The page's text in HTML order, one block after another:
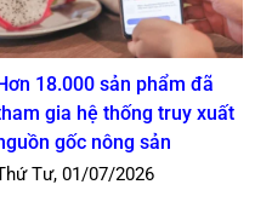
Hơn 18.000 sản phẩm đã
gia hệ thống truy xuất
gốc nông sản
Tư, 01/07/2026